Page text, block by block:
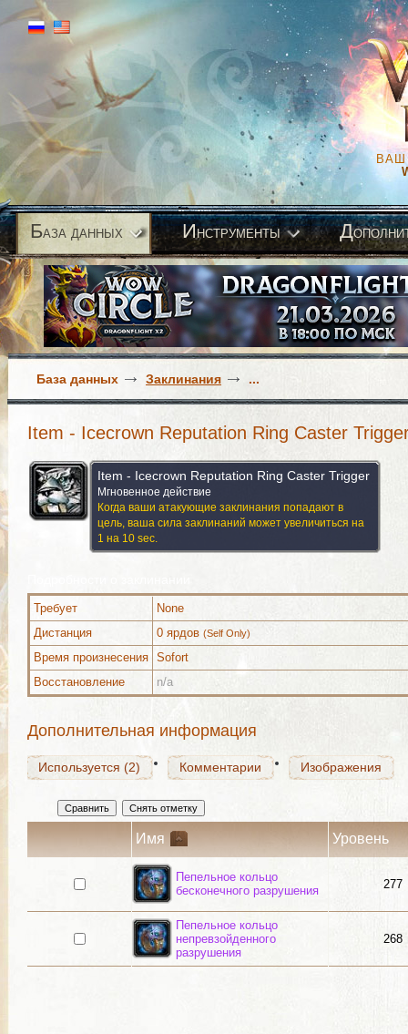
ВАШ
База данных Инструменты Д
База данных Заклинания ...
Item - Icecrown Reputation Ring Caster
Item - Icecrown Reputation Ring Caster Trigger
Мгновенное действие
Когда ваши атакующие заклинания попадают в
цель, ваша сила заклинаний может увеличиться на
1 на 10 sec.
Требует
None
Дистанция
0 ярдов (Self Only)
Время произнесения Sofort
Восстановление
n/a
Дополнительная информация
Используется (2) Комментарии Изображения
Используется (2) Комментарии Изображения
Используется (2) Комментарии Изображения
Имя Уровень
Пепельное кольцо
бесконечного разрушения
277
Пепельное кольцо
непревзойденного
разрушения
268